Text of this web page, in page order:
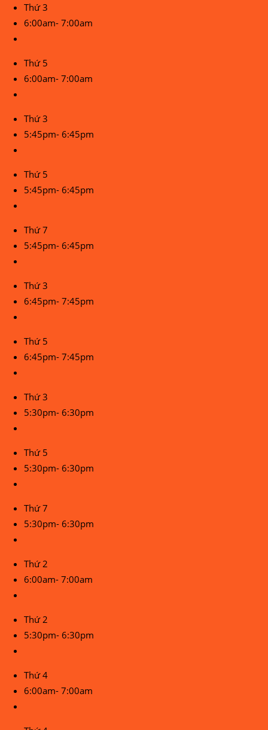
Thứ 3
6:00am- 7:00am
Thứ 5
6:00am- 7:00am
Thứ 3
5:45pm- 6:45pm
Thứ 5
5:45pm- 6:45pm
Thứ 7
5:45pm- 6:45pm
Thứ 3
6:45pm- 7:45pm
Thứ 5
6:45pm- 7:45pm
Thứ 3
5:30pm- 6:30pm
Thứ 5
5:30pm- 6:30pm
Thứ 7
5:30pm- 6:30pm
Thứ 2
6:00am- 7:00am
Thứ 2
5:30pm- 6:30pm
Thứ 4
6:00am- 7:00am